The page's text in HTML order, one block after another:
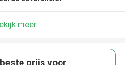
meer
prijs voor